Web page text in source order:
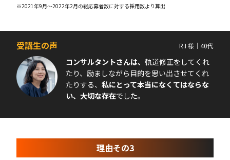
※2021年9月〜2022年2月の総応募者数に対する採用数より算出
受講生の声 R.I 様｜40代
コンサルタントさんは、 軌道修正をしてくれ
たり、励ましながら目的を思い出させてくれ
たりする、 私にとって本当になくてはならな
い、大切な存在でした。
理由その3